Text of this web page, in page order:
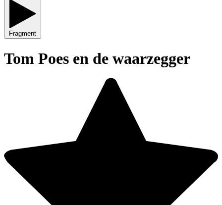
Fragment
Tom Poes en de waarzegger